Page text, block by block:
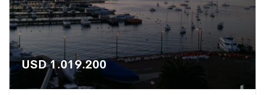
USD 1.019.200